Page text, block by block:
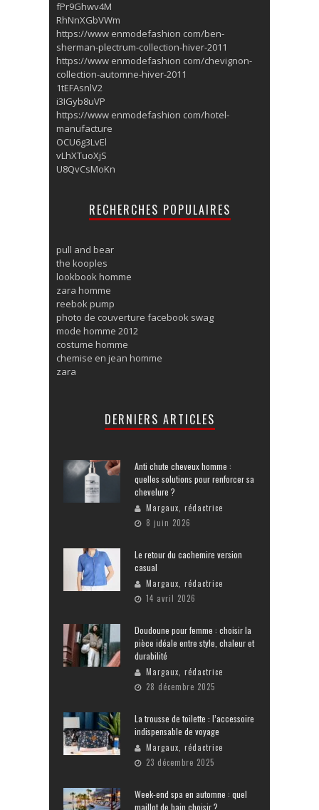
fPr9Ghwv4M
RhNnXGbVWm
https://www enmodefashion com/ben-
sherman-plectrum-collection-hiver-2011
https://www enmodefashion com/chevignon-
collection-automne-hiver-2011
1tEFAsnlV2
i3IGyb8uVP
https://www enmodefashion com/hotel-
manufacture
OCU6g3LvEl
vLhXTuoXjS
U8QvCsMoKn
RECHERCHES POPULAIRES
pull and bear
the kooples
lookbook homme
zara homme
reebok pump
photo de couverture facebook swag
mode homme 2012
costume homme
chemise en jean homme
zara
DERNIERS ARTICLES
Anti chute cheveux homme :
quelles solutions pour renforcer sa
chevelure ?
Margaux, rédactrice
8 juin 2026
Le retour du cachemire version
casual
Margaux, rédactrice
14 avril 2026
Doudoune pour femme : choisir la
pièce idéale entre style, chaleur et
durabilité
Margaux, rédactrice
28 décembre 2025
La trousse de toilette : l’accessoire
indispensable de voyage
Margaux, rédactrice
23 décembre 2025
Week-end spa en automne : quel
maillot de bain choisir ?